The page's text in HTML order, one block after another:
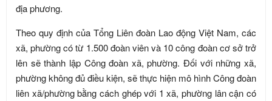
địa phương.
Theo quy định của Tổng Liên đoàn Lao động Việt Nam, các
xã, phường có từ 1.500 đoàn viên và 10 công đoàn cơ sở trở
lên sẽ thành lập Công đoàn xã, phường. Đối với những xã,
phường không đủ điều kiện, sẽ thực hiện mô hình Công đoàn
liên xã/phường bằng cách ghép với 1 xã, phường lân cận có